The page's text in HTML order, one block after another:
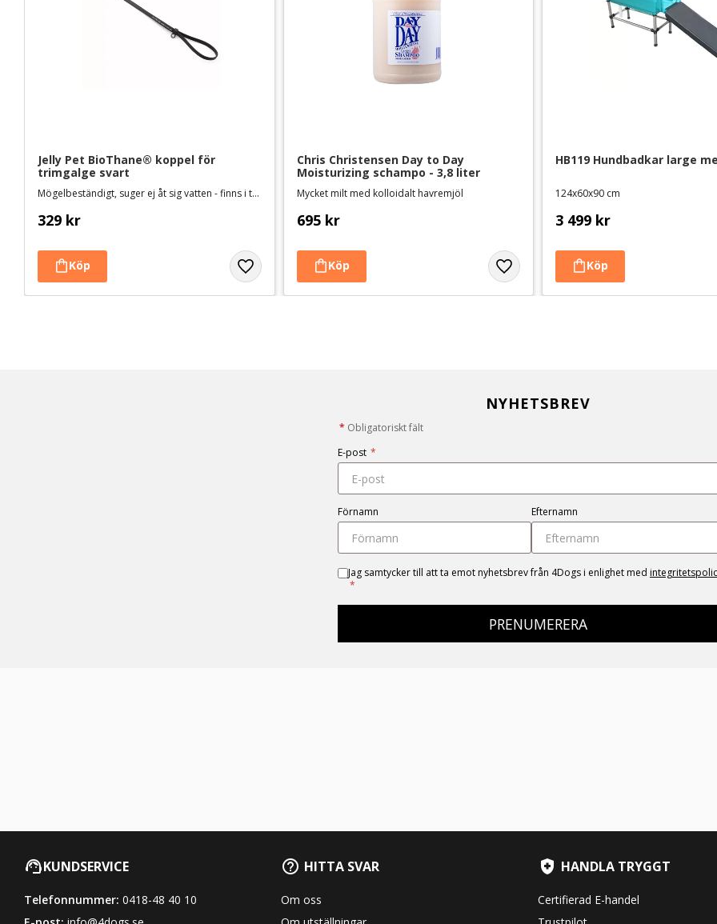
Jelly Pet BioThane® koppel för
trimgalge svart
Mögelbeständigt, suger ej åt sig vatten - finns i två längder
329 kr
Chris Christensen Day to Day
Moisturizing schampo - 3,8 liter
Mycket milt med kolloidalt havremjöl
695 kr
HB119 Hundbadkar large
124x60x90 cm
3 499 kr
NYHETSBREV
* Obligatoriskt fält
E-post *
Förnamn Efternamn
Jag samtycker till att ta emot nyhetsbrev från 4Dogs i enlighet med
*
PRENUMERERA
KUNDSERVICE
Telefonnummer: 0418-48 40 10
HITTA SVAR
Om oss
HANDLA TRYGGT
Certifierad E-handel